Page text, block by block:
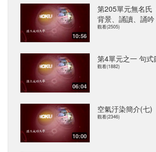
10:56
第205單元無名氏
背景、誦讀、誦吟
觀看(2505)
06:04
第4單元之一 句式
觀看(1882)
10:00
空氣汙染簡介(七)
觀看(2346)